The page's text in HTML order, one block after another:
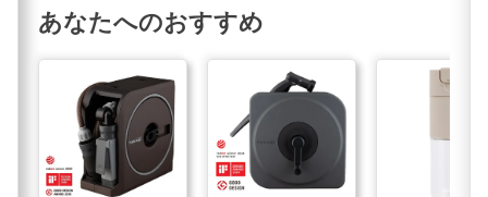
あなたへのおすすめ